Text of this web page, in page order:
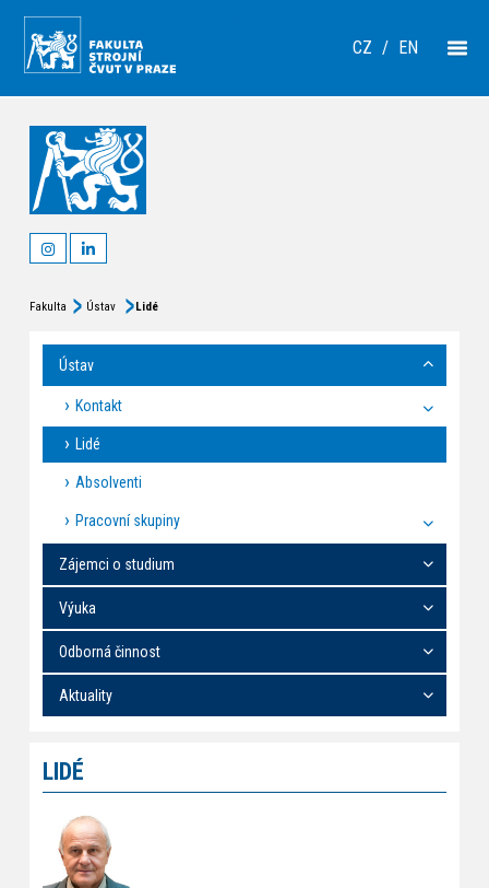
CZ / EN
Fakulta Ústav Lidé
Ústav
Kontakt
Lidé
Absolventi
Pracovní skupiny
Zájemci o studium
Výuka
Odborná činnost
Aktuality
LIDÉ